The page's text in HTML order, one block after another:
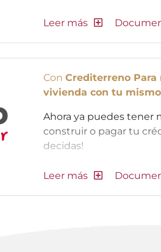
Con Crediterreno Para
vivienda con tu
Ahora ya puedes tener
construir o pagar tu
decidas!